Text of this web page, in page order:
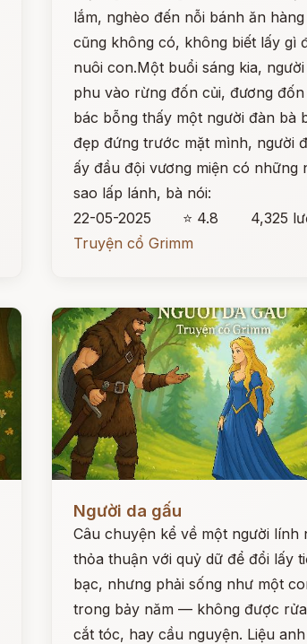
lắm, nghèo đến nỗi bánh ăn
cũng không có, không biết lấy gì
nuôi con.Một buổi sáng kia,
phu vào rừng đốn củi, đương đốn
bác bỗng thấy một người đàn bà
đẹp đứng trước mặt mình, người
ấy đầu đội vương miện có những
sao lấp lánh, bà nói:
22-05-2025
⭐ 4.8
4,325
Truyện cổ Grimm
Người da gấu
Câu chuyện kể về một người lính
thỏa thuận với quỷ dữ để đổi lấy
bạc, nhưng phải sống như một
trong bảy năm — không được
cắt tóc, hay cầu nguyện. Liệu